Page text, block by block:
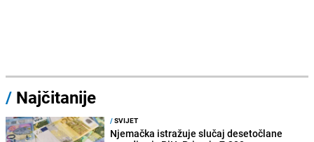
/ Najčitanije
/SVIJET
Njemačka istražuje slučaj desetočlane